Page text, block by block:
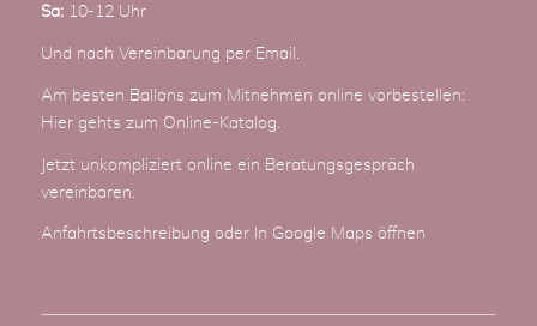
Sa:10-12 Uhr
Und nach Vereinbarung per Email
Am besten Ballons zum Mitnehmen online vorbestellen:
Hier gehts zum Online-Katalog
Jetzt unkompliziert online ein Beratungsgespräch
vereinbaren.
Anfahrtsbeschreibung oder In Google Maps öffnen